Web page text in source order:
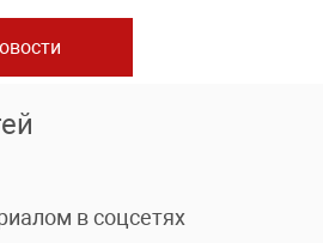
в соцсетях